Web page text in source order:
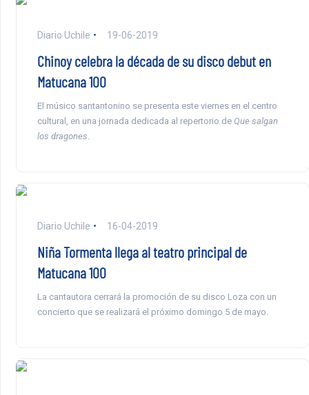
Diario Uchile 19-06-2019
Chinoy celebra la década de su disco debut en
Matucana 100
El músico santantonino se presenta este viernes en el centro
cultural, en una jornada dedicada al repertorio de Que salgan
los dragones
Diario Uchile 16-04-2019
Niña Tormenta llega al teatro principal de
Matucana 100
La cantautora cerrará la promoción de su disco Loza con un
concierto que se realizará el próximo domingo 5 de mayo.